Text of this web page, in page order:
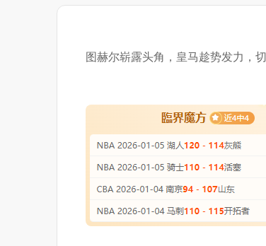
图赫尔崭露头角，皇马趁势发力，